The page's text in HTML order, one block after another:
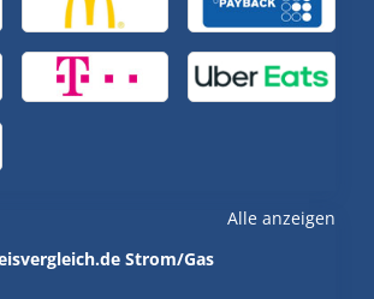
Alle anzeigen
Strom/Gas